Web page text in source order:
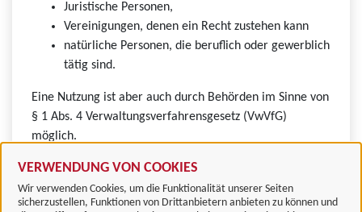
VERWENDUNG VON COOKIES
Wir verwenden Cookies, um die Funktionalität unserer Seiten
sicherzustellen, Funktionen von Drittanbietern anbieten zu können und
Juristische Personen,
Vereinigungen, denen ein Recht zustehen kann
natürliche Personen, die beruflich oder gewerblich
tätig sind.
Eine Nutzung ist aber auch durch Behörden im Sinne von
§ 1 Abs. 4 Verwaltungsverfahrensgesetz (VwVfG)
möglich.